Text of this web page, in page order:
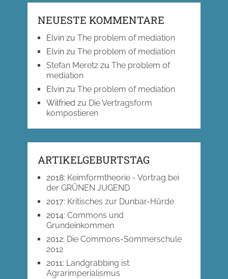
NEUESTE KOMMENTARE
Elvinzu The problem of mediation
Elvinzu The problem of mediation
Stefan Meretzzu The problem of
mediation
Elvinzu The problem of mediation
Wilfried zu Die Vertragsform
kompostieren
ARTIKELGEBURTSTAG
2018: Keimformtheorie - Vortrag bei
der GRÜNEN JUGEND
2017: Kritisches zur Dunbar-Hürde
2014: Commons und
Grundeinkommen
2012: Die Commons-Sommerschule
2012
2011: Landgrabbing ist
Agrarimperialismus